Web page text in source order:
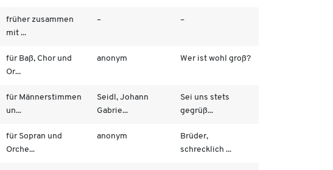
früher zusammen
mit ...
– –
für Baß, Chor und
Or...
anonym Wer ist wohl groß?
für Männerstimmen
un...
Seidl, Johann
Gabrie...
Sei uns stets
gegrüß...
für Sopran und
Orche...
anonym
Brüder,
schrecklich ...